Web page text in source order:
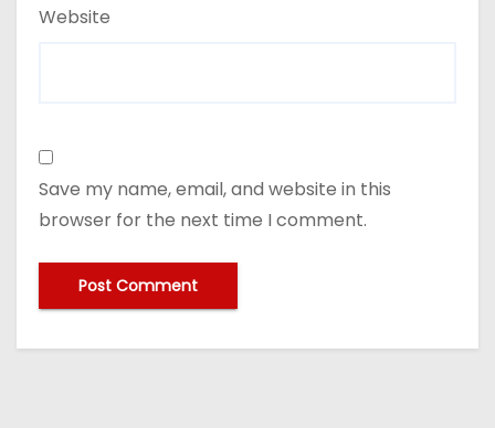
Website
Save my name, email, and website in this
browser for the next time I comment.